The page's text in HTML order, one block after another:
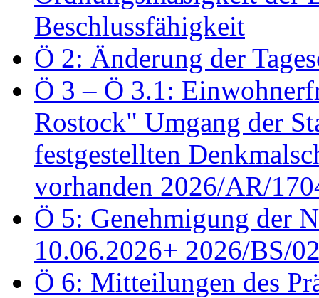
Beschlussfähigkeit
Ö 2: Änderung der
Ö 3 – Ö 3.1:
Rostock" Umgang der
festgestellten
vorhanden 2026/AR/
Ö 5: Genehmigung der
10.06.2026+ 2026/BS/
Ö 6: Mitteilungen des